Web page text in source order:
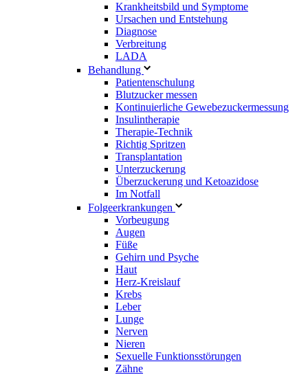
Krankheitsbild und Symptome
Ursachen und Entstehung
Diagnose
Verbreitung
LADA
Behandlung
Patientenschulung
Blutzucker messen
Kontinuierliche Gewebezuckermessung
Insulintherapie
Therapie-Technik
Richtig Spritzen
Transplantation
Unterzuckerung
Überzuckerung und Ketoazidose
Im Notfall
Folgeerkrankungen
Vorbeugung
Augen
Füße
Gehirn und Psyche
Haut
Herz-Kreislauf
Krebs
Leber
Lunge
Nerven
Nieren
Sexuelle Funktionsstörungen
Zähne